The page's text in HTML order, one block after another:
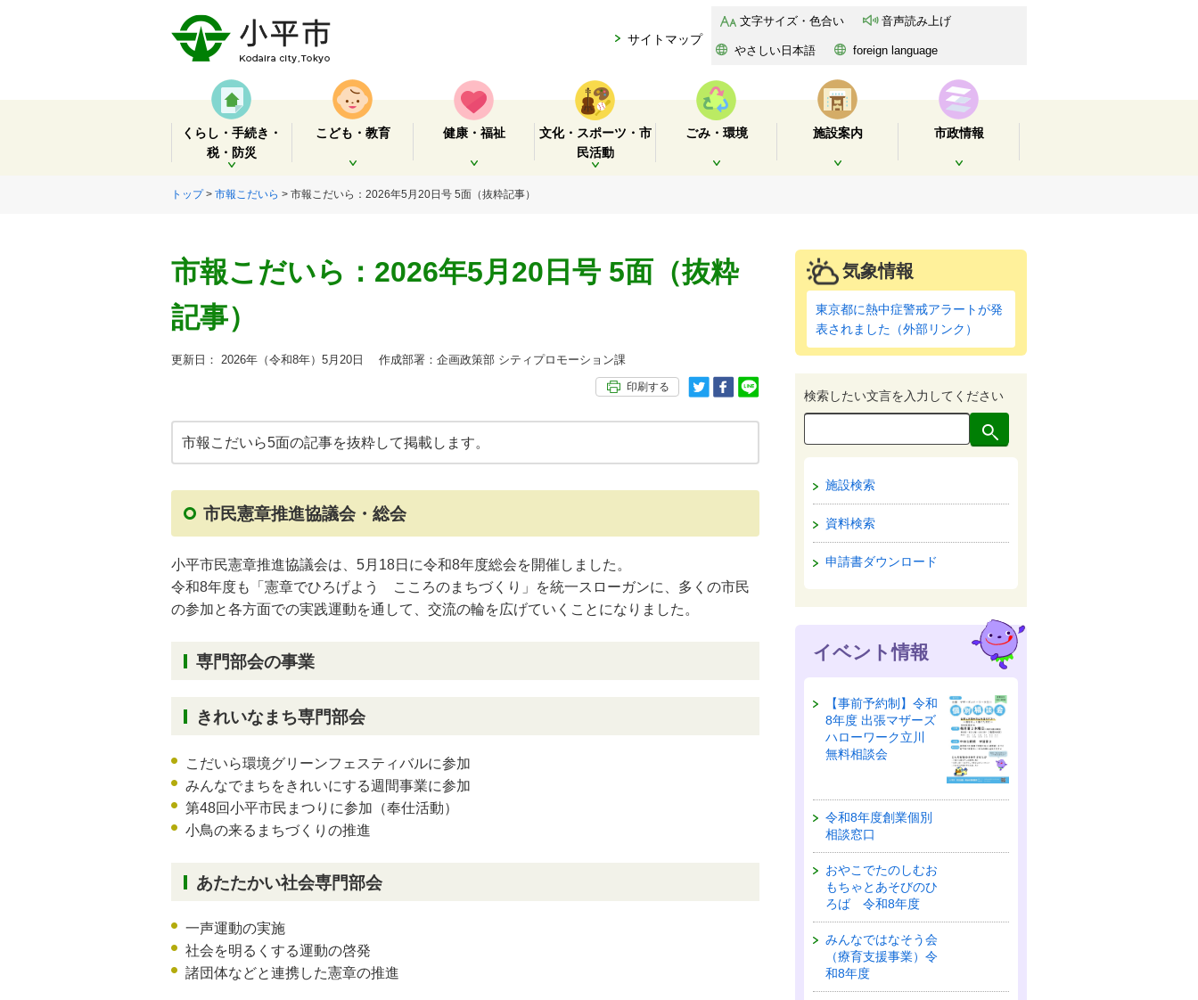
サイトマップ
文字サイズ・色合い 音声読み上げ
やさしい日本語 foreign language
くらし・手続き・
税・防災
開く
こども・教育
開く
健康・福祉
開く
文化・スポーツ・市
民活動
ごみ・環境 施設案内 市政情報
トップ> 市報こだいら > 市報こだいら：2026年5月20日号 5面（抜粋記事）
市報こだいら：2026年5月20日号 5面（抜粋
記事）
更新日： 2026年（令和8年）5月20日 作成部署：企画政策部 シティプロモーション課
印刷する
市報こだいら5面の記事を抜粋して掲載します。
市民憲章推進協議会・総会
小平市民憲章推進協議会は、5月18日に令和8年度総会を開催しました。
令和8年度も「憲章でひろげよう こころのまちづくり」を統一スローガンに、多くの市民
の参加と各方面での実践運動を通して、交流の輪を広げていくことになりました。
専門部会の事業
きれいなまち専門部会
こだいら環境グリーンフェスティバルに参加
みんなでまちをきれいにする週間事業に参加
第48回小平市民まつりに参加（奉仕活動）
小鳥の来るまちづくりの推進
あたたかい社会専門部会
一声運動の実施
社会を明るくする運動の啓発
諸団体などと連携した憲章の推進
気象情報
東京都に熱中症警戒アラートが発
表されました（外部リンク）
検索したい文言を入力してください
施設検索
資料検索
申請書ダウンロード
イベント情報
【事前予約制】令和
8年度 出張マザーズ
ハローワーク立川
無料相談会
令和8年度創業個別
相談窓口
おやこでたのしむお
もちゃとあそびのひ
ろば 令和8年度
みんなではなそう会
（療育支援事業）令
和8年度